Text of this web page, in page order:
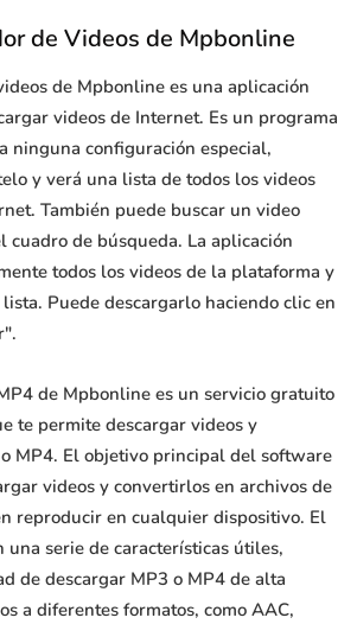
de Videos de Mpbonline
de Mpbonline es una aplicación
videos de Internet. Es un programa
ninguna configuración especial,
y verá una lista de todos los videos
También puede buscar un video
cuadro de búsqueda. La aplicación
todos los videos de la plataforma y
Puede descargarlo haciendo clic en
de Mpbonline es un servicio gratuito
te permite descargar videos y
MP4. El objetivo principal del software
videos y convertirlos en archivos de
reproducir en cualquier dispositivo. El
una serie de características útiles,
de descargar MP3 o MP4 de alta
a diferentes formatos, como AAC,